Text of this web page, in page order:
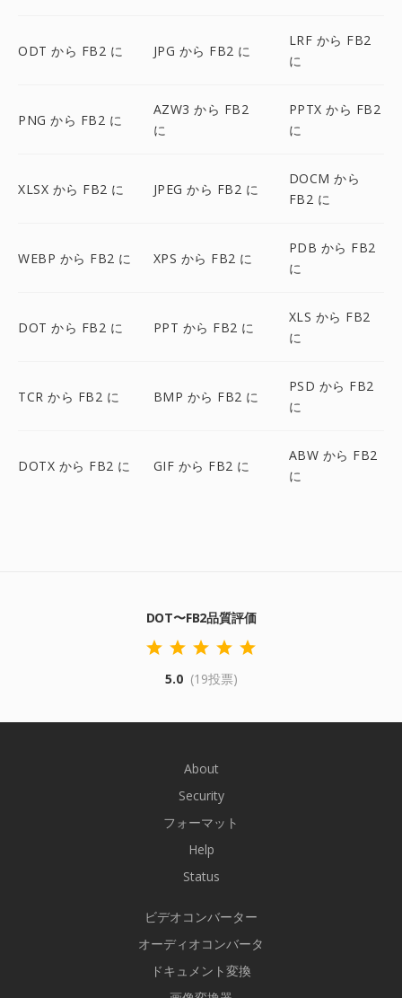
ODT から FB2 に JPG から FB2 に
LRF から FB2
に
PNG から FB2 に
AZW3 から FB2
に
PPTX から FB2
に
XLSX から FB2 に JPEG から FB2 に
DOCM から
FB2 に
WEBP から FB2 に XPS から FB2 に
PDB から FB2
に
DOT から FB2 に PPT から FB2 に
XLS から FB2
に
TCR から FB2 に BMP から FB2 に
PSD から FB2
に
DOTX から FB2 に GIF から FB2 に
ABW から FB2
に
DOT〜FB2品質評価
5.0 (19投票)
About
Security
フォーマット
Help
Status
ビデオコンバーター
オーディオコンバータ
ドキュメント変換